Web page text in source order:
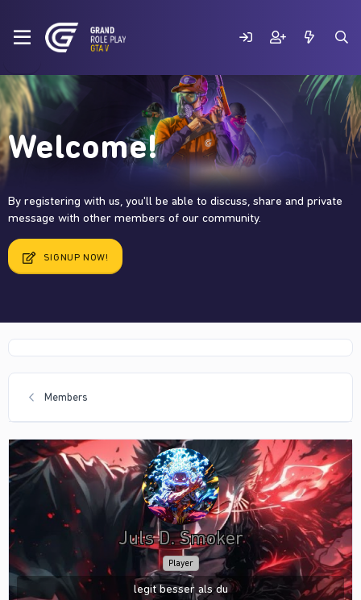
Welcome!
By registering with us, you'll be able to discuss, share and private
message with other members of our community.
SIGNUP NOW!
Members
Juls D. Smoker
Player
legit besser als du